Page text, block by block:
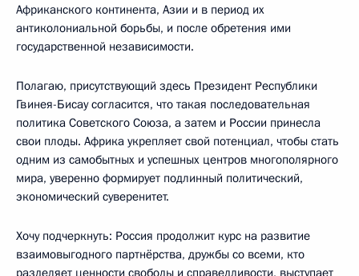
Африканского континента, Азии и в период их
антиколониальной борьбы, и после обретения ими
государственной независимости.
Полагаю, присутствующий здесь Президент Республики
Гвинея-Бисау согласится, что такая последовательная
политика Советского Союза, а затем и России принесла
свои плоды. Африка укрепляет свой потенциал, чтобы стать
одним из самобытных и успешных центров многополярного
мира, уверенно формирует подлинный политический,
экономический суверенитет.
Хочу подчеркнуть: Россия продолжит курс на развитие
взаимовыгодного партнёрства, дружбы со всеми, кто
разделяет ценности свободы и справедливости, выступает